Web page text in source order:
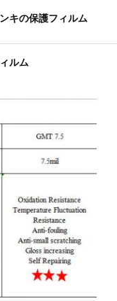
キの保護フィルム
ルム